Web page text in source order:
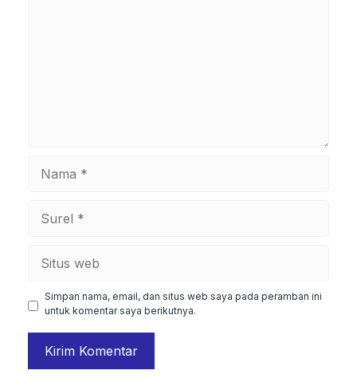
Simpan nama, email, dan situs web saya pada peramban ini
untuk komentar saya berikutnya.